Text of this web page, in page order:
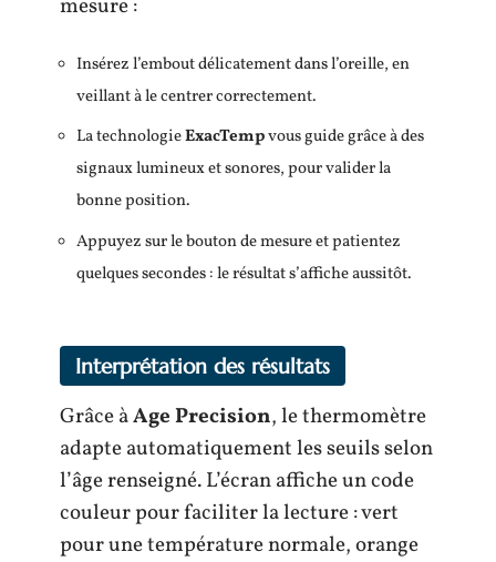
mesure :
Insérez l’embout délicatement dans l’oreille, en
veillant à le centrer correctement.
La technologieExacTempvous guide grâce à des
signaux lumineux et sonores, pour valider la
bonne position.
Appuyez sur le bouton de mesure et patientez
quelques secondes : le résultat s’affiche aussitôt.
Interprétation des résultats
Grâce àAge Precision, le thermomètre
adapte automatiquement les seuils selon
l’âge renseigné. L’écran affiche un code
couleur pour faciliter la lecture : vert
pour une température normale, orange